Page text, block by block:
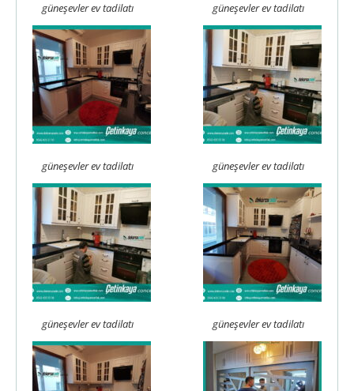
güneşevler ev tadilatı güneşevler ev tadilatı
güneşevler ev tadilatı güneşevler ev tadilatı
güneşevler ev tadilatı güneşevler ev tadilatı